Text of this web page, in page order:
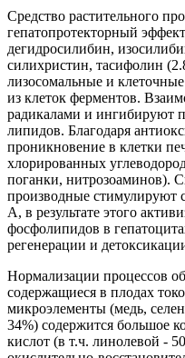
Средство растительного
гепатопротекторный
дегидросилибин,
силихристин, тасифолин
лизосомальные и
из клеток ферментов.
радикалами и ингибируют
липидов. Благодаря
проникновение в клетки
хлорированных
поганки, нитрозоаминов).
производные
А, в результате этого
фосфолипидов в
регенерации и
Нормализации процессов
содержащиеся в плодах
микроэлементы (медь,
34%) содержится большое
кислот (в т.ч. линолевой -